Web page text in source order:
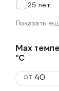
25 лет
Показать
Max
°С
от